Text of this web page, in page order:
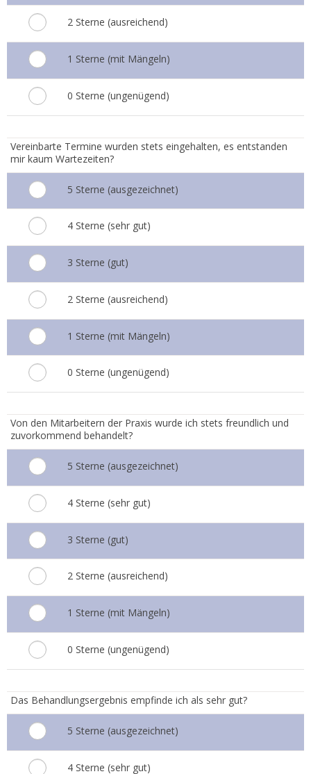
2 Sterne (ausreichend)
1 Sterne (mit Mängeln)
0 Sterne (ungenügend)
Vereinbarte Termine wurden stets eingehalten, es entstanden
mir kaum Wartezeiten?
5 Sterne (ausgezeichnet)
4 Sterne (sehr gut)
3 Sterne (gut)
2 Sterne (ausreichend)
1 Sterne (mit Mängeln)
0 Sterne (ungenügend)
Von den Mitarbeitern der Praxis wurde ich stets freundlich und
zuvorkommend behandelt?
5 Sterne (ausgezeichnet)
4 Sterne (sehr gut)
3 Sterne (gut)
2 Sterne (ausreichend)
1 Sterne (mit Mängeln)
0 Sterne (ungenügend)
Das Behandlungsergebnis empfinde ich als sehr gut?
5 Sterne (ausgezeichnet)
4 Sterne (sehr gut)